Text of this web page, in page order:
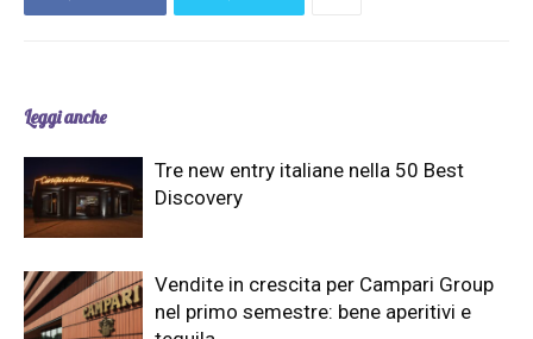
Leggi anche
Tre new entry italiane nella 50 Best
Discovery
Vendite in crescita per Campari Group
nel primo semestre: bene aperitivi e